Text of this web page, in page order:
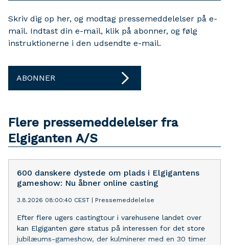
Skriv dig op her, og modtag pressemeddelelser på e-
mail. Indtast din e-mail, klik på abonner, og følg
instruktionerne i den udsendte e-mail.
ABONNER
Flere pressemeddelelser fra
Elgiganten A/S
600 danskere dystede om plads i Elgigantens
gameshow: Nu åbner online casting
3.8.2026 08:00:40 CEST Pressemeddelelse
Efter flere ugers castingtour i varehusene landet over
kan Elgiganten gøre status på interessen for det store
jubilæums-gameshow, der kulminerer med en 30 timer